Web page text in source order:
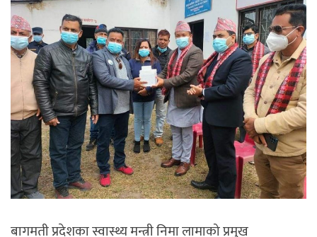
बागमती प्रदेशका स्वास्थ्य मन्त्री निमा लामाको प्रमुख